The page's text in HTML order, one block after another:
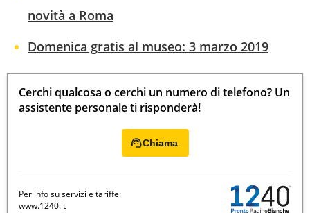
novità a Roma
Domenica gratis al museo: 3 marzo 2019
Cerchi qualcosa o cerchi un numero di telefono? Un
assistente personale ti risponderà!
Chiama
Per info su servizi e tariffe:
www.1240.it